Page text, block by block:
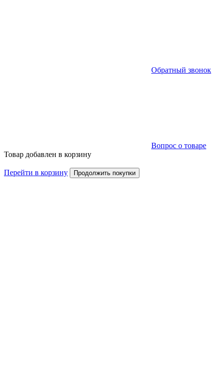
Обратный звонок
Вопрос о товаре
Товар добавлен в корзину
Перейти в корзину Продолжить покупки